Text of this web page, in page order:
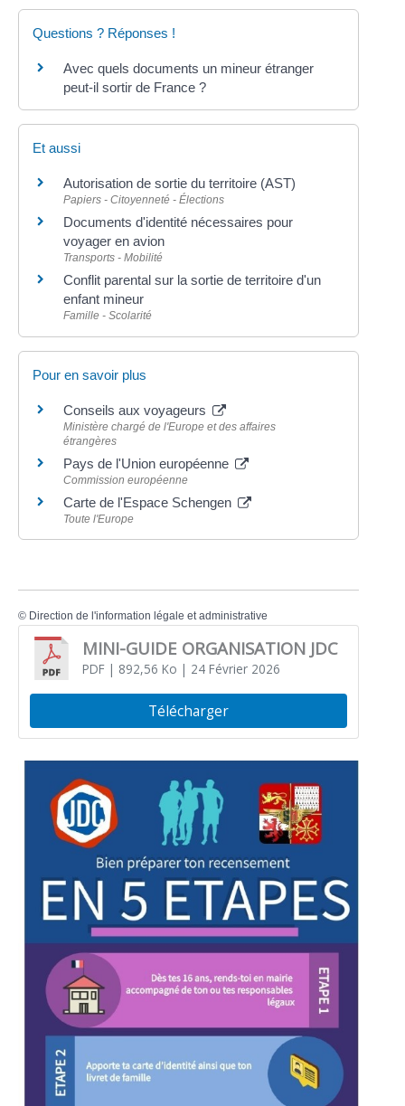
Questions ? Réponses !
Avec quels documents un mineur étranger
peut-il sortir de France ?
Et aussi
Autorisation de sortie du territoire (AST)
Papiers - Citoyenneté - Élections
Documents d'identité nécessaires pour
voyager en avion
Transports - Mobilité
Conflit parental sur la sortie de territoire d'un
enfant mineur
Famille - Scolarité
Pour en savoir plus
Conseils aux voyageurs
Ministère chargé de l'Europe et des affaires
étrangères
Pays de l'Union européenne
Commission européenne
Carte de l'Espace Schengen
Toute l'Europe
© Direction de l'information légale et administrative
MINI-GUIDE ORGANISATION JDC
PDF| 892,56 Ko | 24 Février 2026
Télécharger